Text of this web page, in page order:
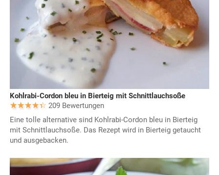
Kohlrabi-Cordon bleu in Bierteig mit Schnittlauchsoße
209 Bewertungen
Eine tolle alternative sind Kohlrabi-Cordon bleu in Bierteig
mit Schnittlauchsoße. Das Rezept wird in Bierteig getaucht
und ausgebacken.